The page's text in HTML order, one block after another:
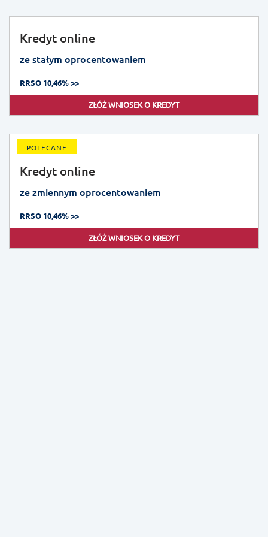
Kredyt online
ze stałym oprocentowaniem
RRSO 10,46% >>
ZŁÓŻ WNIOSEK O KREDYT
POLECANE
Kredyt online
ze zmiennym oprocentowaniem
RRSO 10,46% >>
ZŁÓŻ WNIOSEK O KREDYT